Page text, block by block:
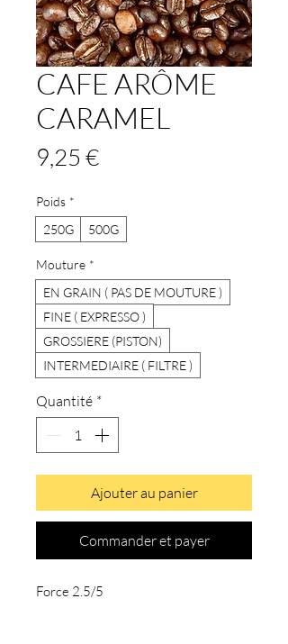
CAFE ARÔME
CARAMEL
9,25 €Prix
Poids *
250G
500G
Mouture *
EN GRAIN ( PAS DE MOUTURE )
FINE ( EXPRESSO )
GROSSIERE (PISTON)
INTERMEDIAIRE ( FILTRE )
Quantité *
Ajouter au panier
Commander et payer
Force 2.5/5